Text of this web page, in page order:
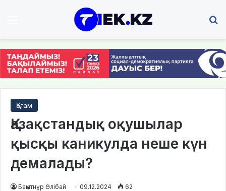
Қоғам
Қазақстандық оқушылар
қысқы каникулда неше күн
демалады?
Бақытнұр Әлібай 09.12.2024 62